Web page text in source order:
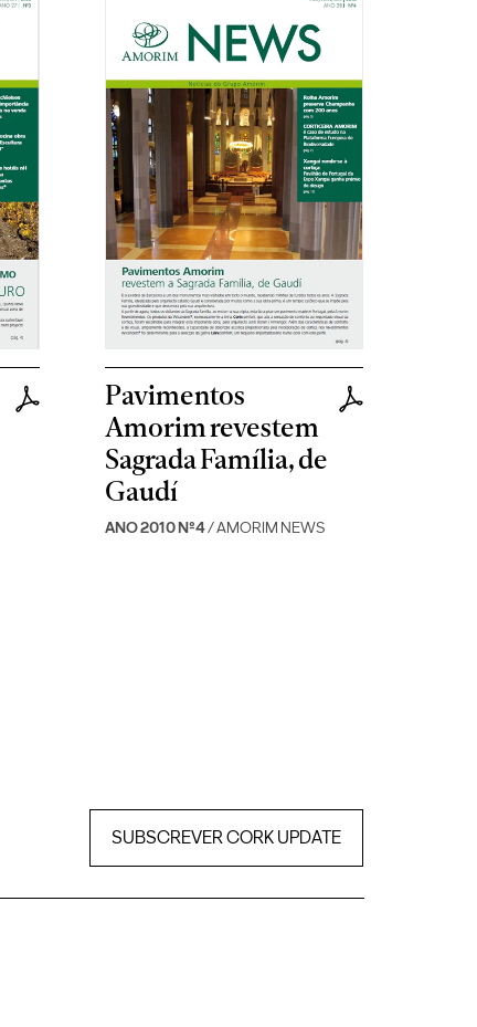
Pavimentos
Amorim revestem
Sagrada Família, de
Gaudí
ANO 2010 Nº4/ AMORIM NEWS
SUBSCREVER CORK UPDATE